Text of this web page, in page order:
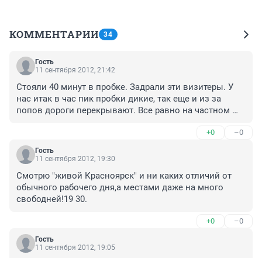
КОММЕНТАРИИ 34
Гость
11 сентября 2012, 21:42
Стояли 40 минут в пробке. Задрали эти визитеры. У
нас итак в час пик пробки дикие, так еще и из за
попов дороги перекрывают. Все равно на частном
+0 –0
Гость
11 сентября 2012, 19:30
Смотрю "живой Красноярск" и ни каких отличий от
обычного рабочего дня,а местами даже на много
свободней!19 30.
+0 –0
Гость
11 сентября 2012, 19:05